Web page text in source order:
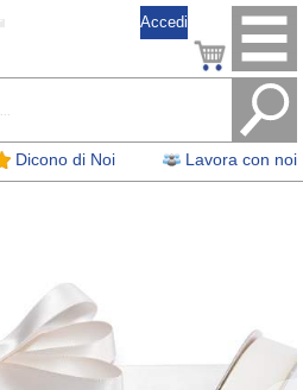
Dicono di Noi Lavora con noi